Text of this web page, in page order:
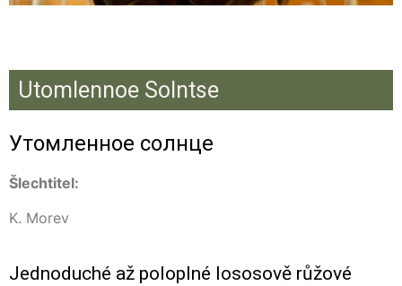
Utomlennoe Solntse
Утомленное солнце
Šlechtitel:
K. Morev
Jednoduché až poloplné lososově růžové